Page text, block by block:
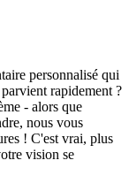
personnalisé qui
rapidement ?
- alors que
nous vous
! C'est vrai, plus
vision se